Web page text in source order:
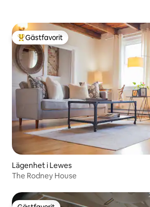
Populär gästfavorit
Gästfavorit
Lägenhet i Lewes
The Rodney House